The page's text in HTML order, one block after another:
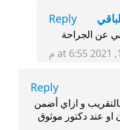
Reply
عن الجراحة
Reply
و ازاي أضمن
او عند دكتور موثوق